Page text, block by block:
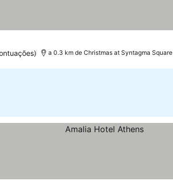
a 0.3 km de Christmas at Syntagma Square